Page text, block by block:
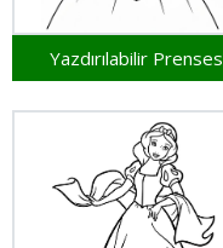
Yazdırılabilir Prenses